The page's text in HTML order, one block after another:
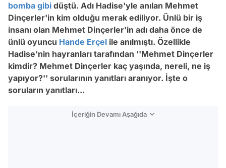
bomba gibi düştü. Adı Hadise'yle anılan Mehmet
Dinçerler'in kim olduğu merak ediliyor. Ünlü bir iş
insanı olan Mehmet Dinçerler'in adı daha önce de
ünlü oyuncu Hande Erçel ile anılmıştı. Özellikle
Hadise'nin hayranları tarafından ''Mehmet Dinçerler
kimdir? Mehmet Dinçerler kaç yaşında, nereli, ne iş
yapıyor?'' sorularının yanıtları aranıyor. İşte o
soruların yanıtları...
İçeriğin Devamı Aşağıda